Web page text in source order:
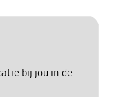
bij jou in de